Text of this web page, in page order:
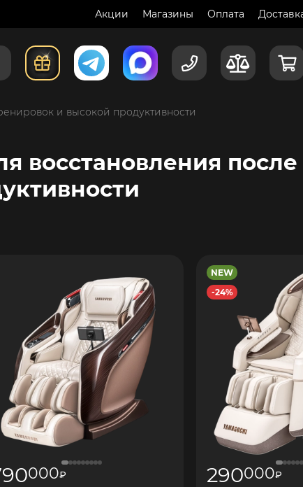
Акции Магазины Оплата
и высокой продуктивности
восстановления
000₽
NEW
-24%
290000₽